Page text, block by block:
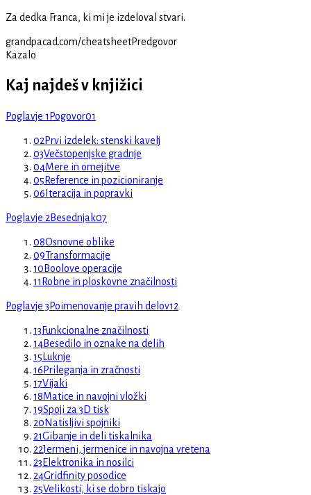
Za dedka Franca, ki mi je izdeloval stvari.
grandpacad.com/cheatsheetPredgovor
Kazalo
Kaj najdeš v knjižici
Poglavje 1 Pogovor01
02 Prvi izdelek: stenski kavelj
03Večstopenjske gradnje
04Mere in omejitve
05 Reference in pozicioniranje
06 Iteracija in popravki
Poglavje 2 Besednjak07
08Osnovne oblike
09Transformacije
10 Boolove operacije
11 Robne in ploskovne značilnosti
Poglavje 3 Poimenovanje pravih delov12
13 Funkcionalne značilnosti
14Besedilo in oznake na delih
15 Luknje
16 Prileganja in zračnosti
17Vijaki
18Matice in navojni vložki
19Spoji za 3D tisk
20 Natisljivi spojniki
21Gibanje in deli tiskalnika
22Jermeni, jermenice in navojna vretena
23 Elektronika in nosilci
24Gridfinity posodice
25Velikosti, ki se dobro tiskajo